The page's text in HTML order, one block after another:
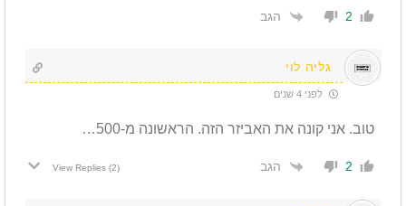
2 הגב
גליה לוי
לפני 4 שנים
טוב. אני קונה את האביזר הזה. הראשונה מ-500…
2 הגב View Replies (2)